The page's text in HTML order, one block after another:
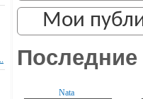
Мои
Последние
Nata